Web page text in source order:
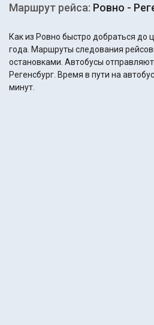
Маршрут рейса: Ровно -
Как из Ровно быстро добраться до
года. Маршруты следования
остановками. Автобусы
Регенсбург. Время в пути на
минут.